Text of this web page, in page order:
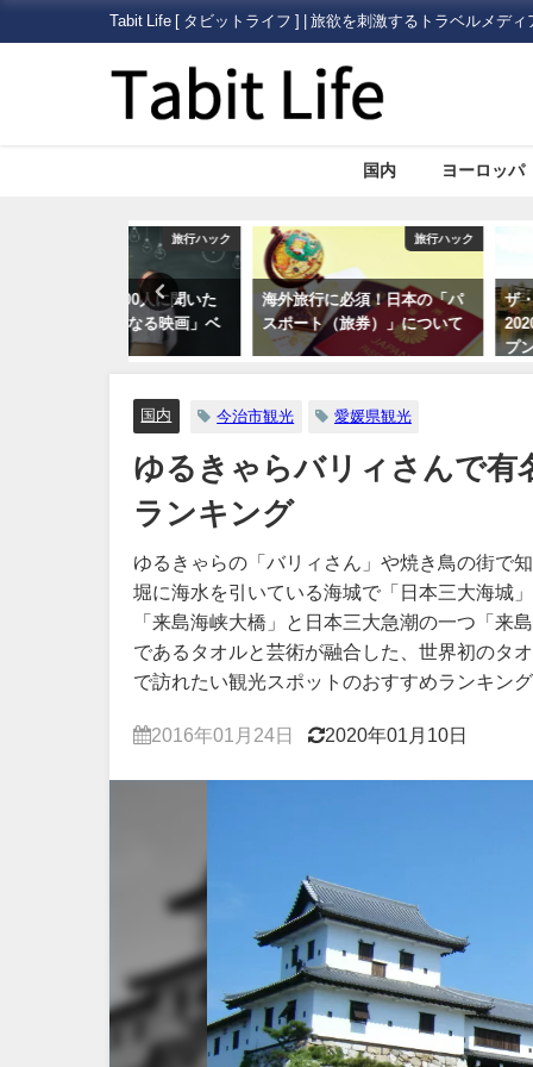
Tabit Life [ タビットライフ ] | 旅欲を刺激するトラベルメディ
国内 ヨーロッパ
旅行ハック
海外旅行に必須！日本の「パ
スポート（旅券）」について
ザ・リッツカールト
2020年5月22日（金
プン！
国内 今治市観光 愛媛県観光
ゆるきゃらバリィさんで有
ランキング
ゆるきゃらの「バリィさん」や焼き鳥の街で
堀に海水を引いている海城で「日本三大海城
「来島海峡大橋」と日本三大急潮の一つ「来
であるタオルと芸術が融合した、世界初のタ
で訪れたい観光スポットのおすすめランキン
2016年01月24日 2020年01月10日